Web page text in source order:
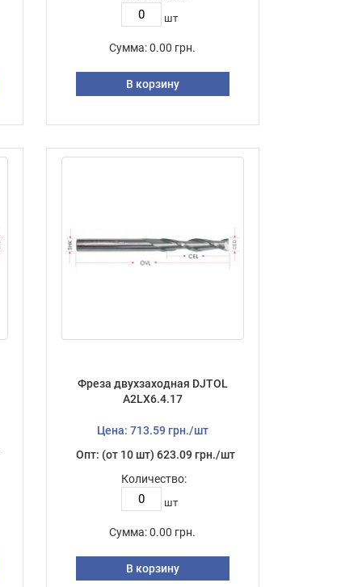
шт
Сумма: 0.00 грн.
В корзину
Фреза двухзаходная DJTOL
А2LX6.4.17
Цена: 713.59 грн./шт
Опт: (от 10 шт) 623.09 грн./шт
Количество:
шт
Сумма: 0.00 грн.
В корзину